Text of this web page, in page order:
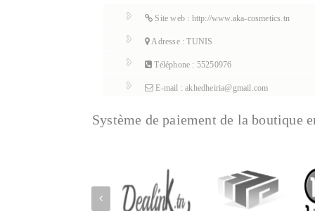
Site web : http://www.aka-cosmetics.tn
Adresse : TUNIS
Téléphone : 55250976
E-mail : akhedheiria@gmail.com
Système de paiement de la boutique